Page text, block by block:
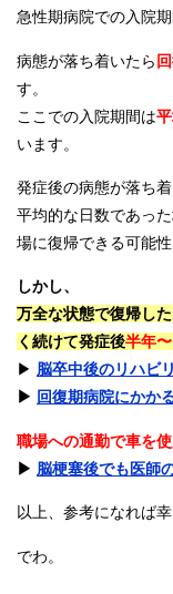
急性期病院での入院
病態が落ち着いたら
す。
ここでの入院期間は
います。
発症後の病態が落ち
平均的な日数であっ
場に復帰できる可能性
しかし、
万全な状態で復帰し
く続けて発症後半年
▶︎ 脳卒中後のリハビ
▶︎ 回復期病院にかか
職場への通勤で車を
▶︎ 脳梗塞後でも医師
以上、参考になれば幸
でわ。